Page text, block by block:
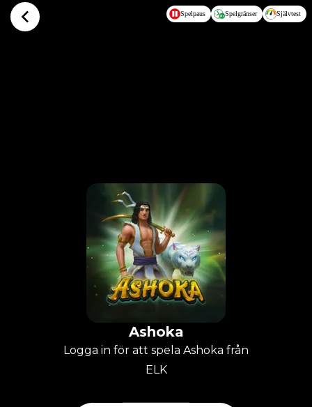
Hoppa till huvudinnehållet Spelpaus Spelgränser Självtest
Ashoka
Logga in för att spela Ashoka från
ELK